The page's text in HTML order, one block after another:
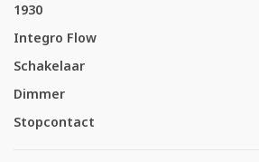
1930
Integro Flow
Schakelaar
Dimmer
Stopcontact